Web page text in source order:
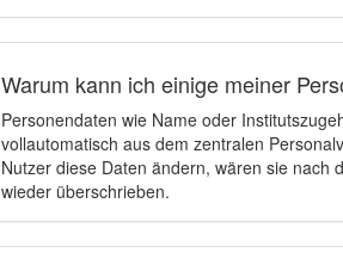
Warum kann ich einige meiner
Personendaten wie Name oder
vollautomatisch aus dem zentralen
Nutzer diese Daten ändern, wären sie
wieder überschrieben.